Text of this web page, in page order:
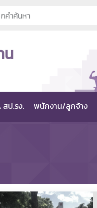
น
สป.รง. พนักงาน/ลูกจ้าง